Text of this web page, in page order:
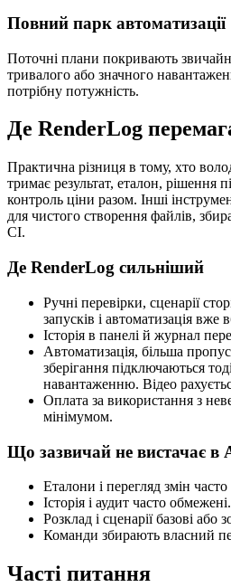
Повний парк автоматизації
Поточні плани покривають
тривалого або значного
потрібну потужність.
Де RenderLog
Практична різниця в тому, хто
тримає результат, еталон, рішення
контроль ціни разом. Інші
для чистого створення файлів,
CI.
Де RenderLog сильніший
Ручні перевірки, сценарії
запусків і автоматизація вже
Історія в панелі й журнал
Автоматизація, більша
зберігання підключаються
навантаженню. Відео
Оплата за використання з
мінімумом.
Що зазвичай не вистачає в
Еталони і перегляд змін часто
Історія і аудит часто обмежені.
Розклад і сценарії базові або
Команди збирають власний
Часті питання